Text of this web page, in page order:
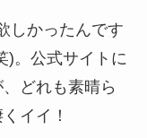
しかったんです
)。公式サイトに
どれも素晴ら
イイ！